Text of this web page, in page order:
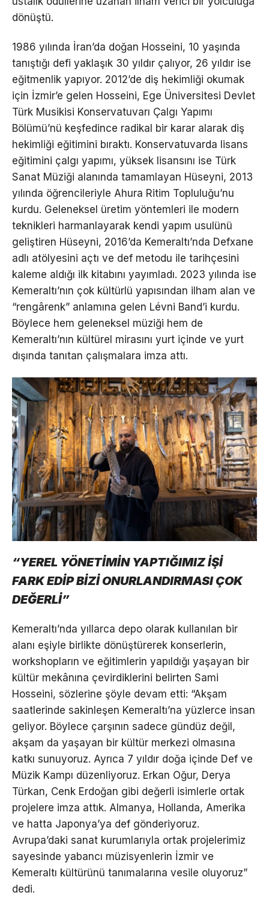
dönüştü.
1986 yılında İran’da doğan Hosseini, 10 yaşında
tanıştığı defi yaklaşık 30 yıldır çalıyor, 26 yıldır ise
eğitmenlik yapıyor. 2012’de diş hekimliği okumak
için İzmir’e gelen Hosseini, Ege Üniversitesi Devlet
Türk Musikisi Konservatuvarı Çalgı Yapımı
Bölümü’nü keşfedince radikal bir karar alarak diş
hekimliği eğitimini bıraktı. Konservatuvarda lisans
eğitimini çalgı yapımı, yüksek lisansını ise Türk
Sanat Müziği alanında tamamlayan Hüseyni, 2013
yılında öğrencileriyle Ahura Ritim Topluluğu’nu
kurdu. Geleneksel üretim yöntemleri ile modern
teknikleri harmanlayarak kendi yapım usulünü
geliştiren Hüseyni, 2016’da Kemeraltı’nda Defxane
adlı atölyesini açtı ve def metodu ile tarihçesini
kaleme aldığı ilk kitabını yayımladı. 2023 yılında ise
Kemeraltı’nın çok kültürlü yapısından ilham alan ve
“rengârenk” anlamına gelen Lévni Band’i kurdu.
Böylece hem geleneksel müziği hem de
Kemeraltı’nın kültürel mirasını yurt içinde ve yurt
dışında tanıtan çalışmalara imza attı.
“YEREL YÖNETİMİN YAPTIĞIMIZ İŞİ
FARK EDİP BİZİ ONURLANDIRMASI ÇOK
DEĞERLİ”
Kemeraltı’nda yıllarca depo olarak kullanılan bir
alanı eşiyle birlikte dönüştürerek konserlerin,
workshopların ve eğitimlerin yapıldığı yaşayan bir
kültür mekânına çevirdiklerini belirten Sami
Hosseini, sözlerine şöyle devam etti: “Akşam
saatlerinde sakinleşen Kemeraltı’na yüzlerce insan
geliyor. Böylece çarşının sadece gündüz değil,
akşam da yaşayan bir kültür merkezi olmasına
katkı sunuyoruz. Ayrıca 7 yıldır doğa içinde Def ve
Müzik Kampı düzenliyoruz. Erkan Oğur, Derya
Türkan, Cenk Erdoğan gibi değerli isimlerle ortak
projelere imza attık. Almanya, Hollanda, Amerika
ve hatta Japonya’ya def gönderiyoruz.
Avrupa’daki sanat kurumlarıyla ortak projelerimiz
sayesinde yabancı müzisyenlerin İzmir ve
Kemeraltı kültürünü tanımalarına vesile oluyoruz”
dedi.